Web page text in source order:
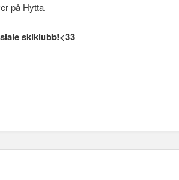
på Hytta.
skiklubb!<33